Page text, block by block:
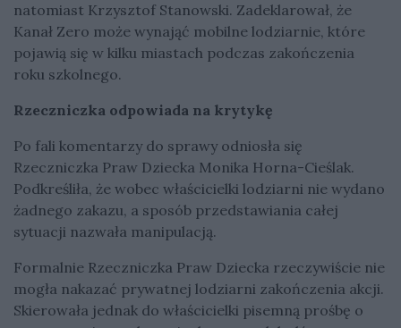
natomiast Krzysztof Stanowski. Zadeklarował, że
Kanał Zero może wynająć mobilne lodziarnie, które
pojawią się w kilku miastach podczas zakończenia
roku szkolnego.
Rzeczniczka odpowiada na krytykę
Po fali komentarzy do sprawy odniosła się
Rzeczniczka Praw Dziecka Monika Horna-Cieślak.
Podkreśliła, że wobec właścicielki lodziarni nie wydano
żadnego zakazu, a sposób przedstawiania całej
sytuacji nazwała manipulacją.
Formalnie Rzeczniczka Praw Dziecka rzeczywiście nie
mogła nakazać prywatnej lodziarni zakończenia akcji.
Skierowała jednak do właścicielki pisemną prośbę o